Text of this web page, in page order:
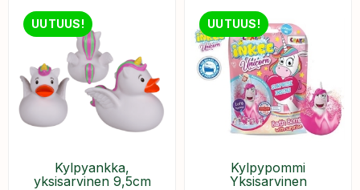
UUTUUS!
Kylpyankka,
yksisarvinen 9,5cm
UUTUUS!
Kylpypommi
Yksisarvinen